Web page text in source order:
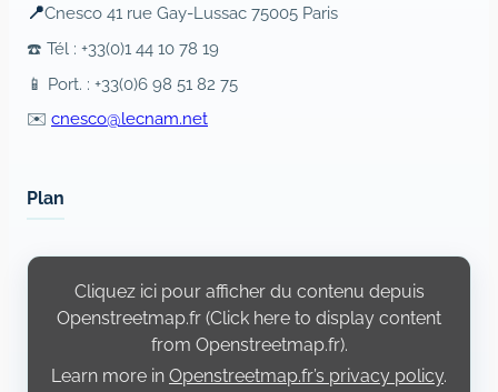
📍Cnesco 41 rue Gay-Lussac 75005 Paris
☎️ Tél : +33(0)1 44 10 78 19
📱 Port. : +33(0)6 98 51 82 75
✉️ cnesco@lecnam.net
Plan
Display
Openstreetmap.fr
Cliquez ici pour afficher du contenu depuis
Openstreetmap.fr (Click here to display content
from Openstreetmap.fr).
Learn more in Openstreetmap.fr’s privacy policy.